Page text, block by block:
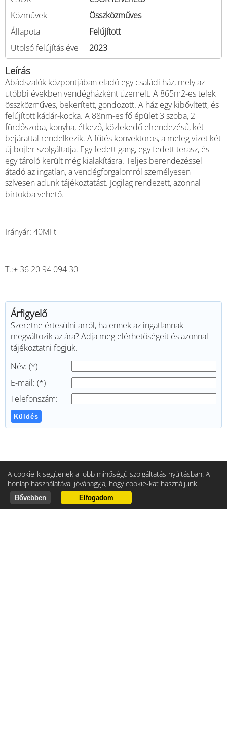
Közművek
Összközműves
Állapota
Felújított
Utolsó felújítás éve
2023
Leírás
Abádszalók központjában eladó egy családi ház, mely az
utóbbi években vendégházként üzemelt. A 865m2-es telek
összközműves, bekerített, gondozott. A ház egy kibővített, és
felújított kádár-kocka. A 88nm-es fő épület 3 szoba, 2
fürdőszoba, konyha, étkező, közlekedő elrendezésű, két
bejárattal rendelkezik. A fűtés konvektoros, a meleg vizet két
új bojler szolgáltatja. Egy fedett gang, egy fedett terasz, és
egy tároló került még kialakításra. Teljes berendezéssel
átadó az ingatlan, a vendégforgalomról személyesen
szívesen adunk tájékoztatást. Jogilag rendezett, azonnal
birtokba vehető.
Irányár: 40MFt
T.:+ 36 20 94 094 30
Árfigyelő
Szeretne értesülni arról, ha ennek az ingatlannak
megváltozik az ára? Adja meg elérhetőségeit és azonnal
tájékoztatni fogjuk.
Név: (*)
E-mail: (*)
Telefonszám:
Küldés
A cookie-k segítenek a jobb minőségű szolgáltatás nyújtásban. A
honlap használatával jóváhagyja, hogy cookie-kat használjunk.
Bővebben Elfogadom